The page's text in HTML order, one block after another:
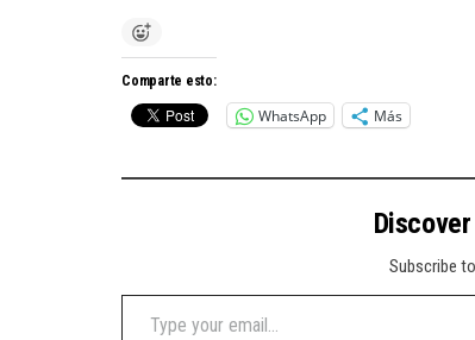
Comparte esto:
WhatsApp Más
Subscribe
Type your email…